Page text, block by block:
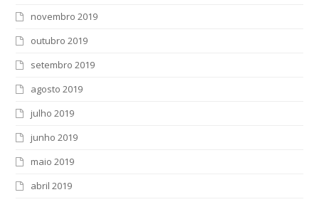
novembro 2019
outubro 2019
setembro 2019
agosto 2019
julho 2019
junho 2019
maio 2019
abril 2019